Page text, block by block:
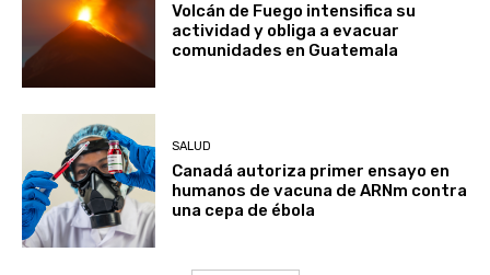
Volcán de Fuego intensifica su
actividad y obliga a evacuar
comunidades en Guatemala
SALUD
Canadá autoriza primer ensayo en
humanos de vacuna de ARNm contra
una cepa de ébola